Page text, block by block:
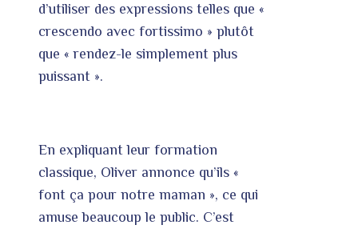
d’utiliser des expressions telles que «
crescendo avec fortissimo » plutôt
que « rendez-le simplement plus
puissant ».
En expliquant leur formation
classique, Oliver annonce qu’ils «
font ça pour notre maman », ce qui
amuse beaucoup le public. C’est